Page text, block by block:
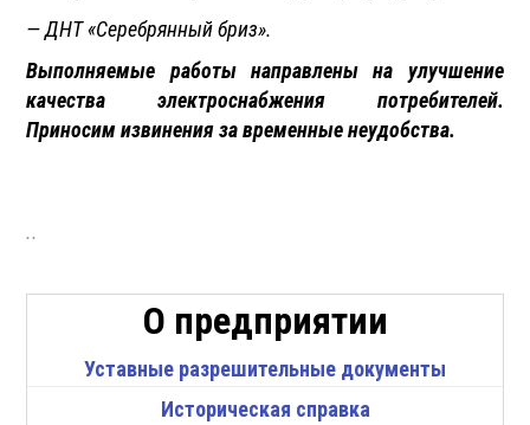
— ДНТ «Серебрянный бриз».
Выполняемые работы направлены на улучшение
качества электроснабжения потребителей.
Приносим извинения за временные неудобства.
..
О предприятии
Уставные разрешительные документы
Историческая справка